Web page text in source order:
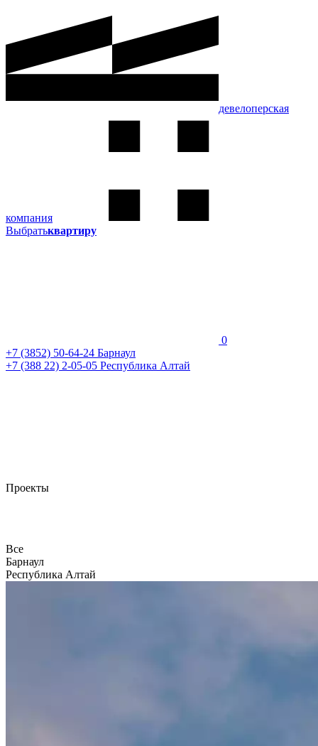
девелоперская
компания
Выбратьквартиру
0
+7 (3852) 50-64-24 Барнаул
+7 (388 22) 2-05-05 Республика Алтай
Проекты
Все
Барнаул
Республика Алтай